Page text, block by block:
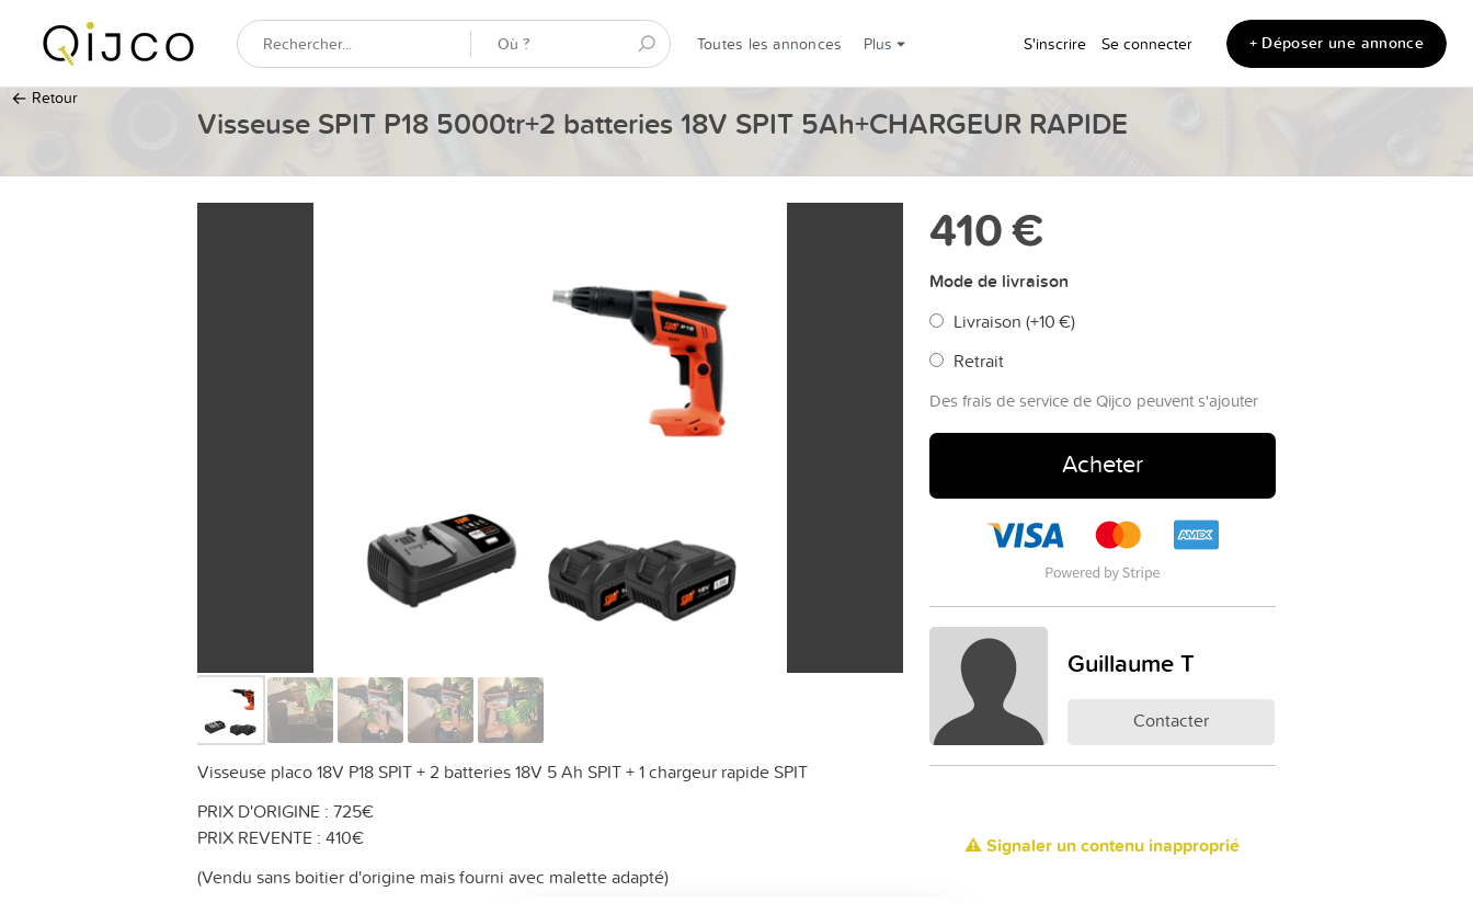
Toutes les annonces Plus S'inscrire Se connecter + Déposer une annonce
← Retour
Visseuse SPIT P18 5000tr+2 batteries 18V SPIT 5Ah+CHARGEUR RAPIDE
Visseuse placo 18V P18 SPIT + 2 batteries 18V 5 Ah SPIT + 1 chargeur rapide SPIT
PRIX D'ORIGINE : 725€
PRIX REVENTE : 410€
(Vendu sans boitier d'origine mais fourni avec malette adapté)
410 €
Mode de livraison
Livraison (+10 €)
Retrait
Des frais de service de Qijco peuvent s'ajouter
Acheter
Guillaume T
Contacter
⚠️ Signaler un contenu inapproprié